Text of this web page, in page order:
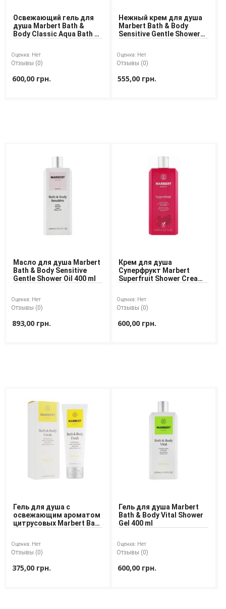
Освежающий гель для
душа Marbert Bath &
Body Classic Aqua Bath &
Оценка: Нет
Отзывы (0)
600,00 грн.
Нежный крем для душа
Marbert Bath & Body
Sensitive Gentle Shower
Оценка: Нет
Отзывы (0)
555,00 грн.
Масло для душа Marbert
Bath & Body Sensitive
Gentle Shower Oil 400 ml
Оценка: Нет
Отзывы (0)
893,00 грн.
Крем для душа
Суперфрукт Marbert
Superfruit Shower Cream
Оценка: Нет
Отзывы (0)
600,00 грн.
Гель для душа с
освежающим ароматом
цитрусовых Marbert Bath
Оценка: Нет
Отзывы (0)
375,00 грн.
Гель для душа Marbert
Bath & Body Vital Shower
Gel 400 ml
Оценка: Нет
Отзывы (0)
600,00 грн.